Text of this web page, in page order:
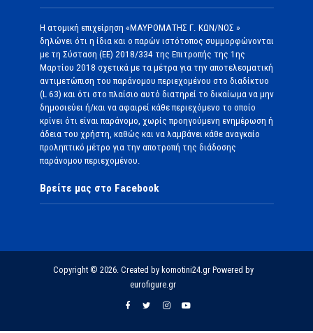
Η ατομική επιχείρηση «ΜΑΥΡΟΜΑΤΗΣ Γ. ΚΩΝ/ΝΟΣ »
δηλώνει ότι η ίδια και ο παρών ιστότοπος συμμορφώνονται
με τη Σύσταση (ΕΕ) 2018/334 της Επιτροπής της 1ης
Μαρτίου 2018 σχετικά με τα μέτρα για την αποτελεσματική
αντιμετώπιση του παράνομου περιεχομένου στο διαδίκτυο
(L 63) και ότι στο πλαίσιο αυτό διατηρεί το δικαίωμα να μην
δημοσιεύει ή/και να αφαιρεί κάθε περιεχόμενο το οποίο
κρίνει ότι είναι παράνομο, χωρίς προηγούμενη ενημέρωση ή
άδεια του χρήστη, καθώς και να λαμβάνει κάθε αναγκαίο
προληπτικό μέτρο για την αποτροπή της διάδοσης
παράνομου περιεχομένου.
Βρείτε μας στο Facebook
Copyright © 2026. Created by komotini24.gr Powered by
eurofigure.gr